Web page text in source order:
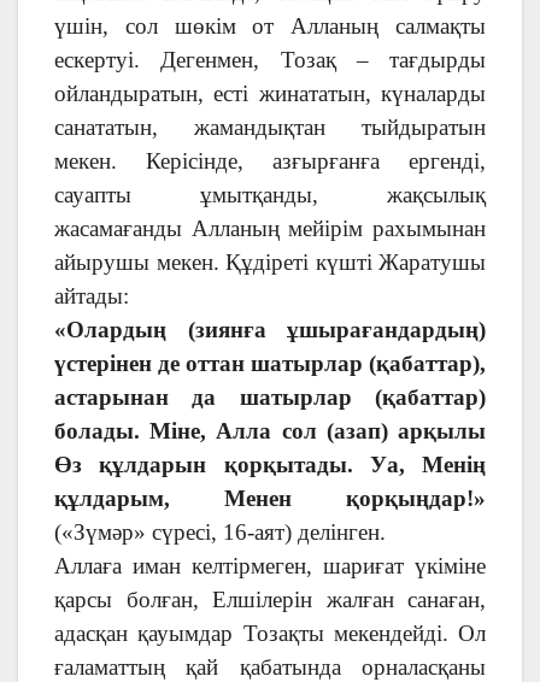
үшін, сол шөкім от Алланың салмақты
ескертуі. Дегенмен, Тозақ – тағдырды
ойландыратын, есті жинататын, күналарды
санататын, жамандықтан тыйдыратын
мекен. Керісінде, азғырғанға ергенді,
сауапты ұмытқанды, жақсылық
жасамағанды Алланың мейірім рахымынан
айырушы мекен. Құдіреті күшті Жаратушы
айтады:
«Олардың (зиянға ұшырағандардың)
үстерінен де оттан шатырлар (қабаттар),
астарынан да шатырлар (қабаттар)
болады. Міне, Алла сол (азап) арқылы
Өз құлдарын қорқытады. Уа, Менің
құлдарым, Менен қорқыңдар!»
(«Зүмәр» сүресі, 16-аят) делінген.
Аллаға иман келтірмеген, шариғат үкіміне
қарсы болған, Елшілерін жалған санаған,
адасқан қауымдар Тозақты мекендейді. Ол
ғаламаттың қай қабатында орналасқаны